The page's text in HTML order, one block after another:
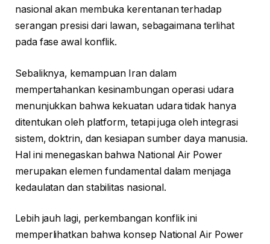
nasional akan membuka kerentanan terhadap
serangan presisi dari lawan, sebagaimana terlihat
pada fase awal konflik.
Sebaliknya, kemampuan Iran dalam
mempertahankan kesinambungan operasi udara
menunjukkan bahwa kekuatan udara tidak hanya
ditentukan oleh platform, tetapi juga oleh integrasi
sistem, doktrin, dan kesiapan sumber daya manusia.
Hal ini menegaskan bahwa National Air Power
merupakan elemen fundamental dalam menjaga
kedaulatan dan stabilitas nasional.
Lebih jauh lagi, perkembangan konflik ini
memperlihatkan bahwa konsep National Air Power